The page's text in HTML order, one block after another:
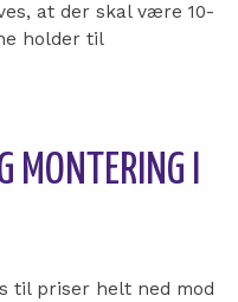
at der skal være 10-
holder til
MONTERING I
til priser helt ned mod